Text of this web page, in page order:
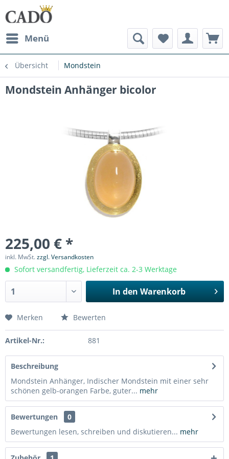
Menü
Übersicht Mondstein
Mondstein Anhänger bicolor
225,00 € *
inkl. MwSt.zzgl. Versandkosten
Sofort versandfertig, Lieferzeit ca. 2-3 Werktage
In den Warenkorb
Merken Bewerten
Artikel-Nr.: 881
Beschreibung
Mondstein Anhänger, Indischer Mondstein mit einer sehr
schönen gelb-orangen Farbe, guter... mehr
Bewertungen
0
Bewertungen lesen, schreiben und diskutieren... mehr